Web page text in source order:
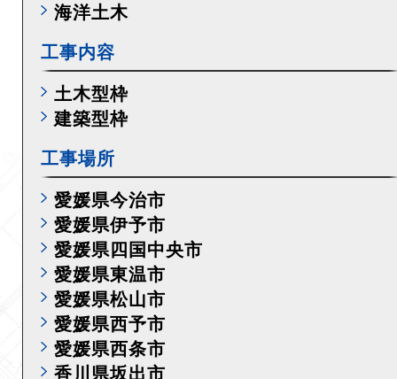
海洋土木
工事内容
土木型枠
建築型枠
工事場所
愛媛県今治市
愛媛県伊予市
愛媛県四国中央市
愛媛県東温市
愛媛県松山市
愛媛県西予市
愛媛県西条市
香川県坂出市